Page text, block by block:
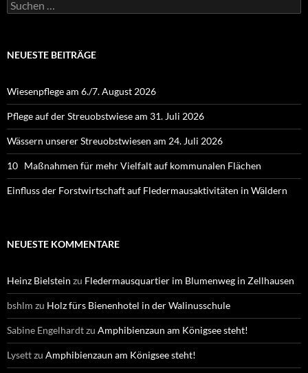
nach:
NEUESTE BEITRÄGE
Wiesenpflege am 6./7. August 2026
Pflege auf der Streuobstwiese am 31. Juli 2026
Wässern unserer Streuobstwiesen am 24. Juli 2026
10 Maßnahmen für mehr Vielfalt auf kommunalen Flächen
Einfluss der Forstwirtschaft auf Fledermausaktivitäten in Wäldern
NEUESTE KOMMENTARE
Heinz Bielstein zu Fledermausquartier im Blumenweg in Zellhausen
bshlm zu Holz fürs Bienenhotel in der Walinusschule
Sabine Engelhardtzu Amphibienzaun am Königsee steht!
Lysettzu Amphibienzaun am Königsee steht!